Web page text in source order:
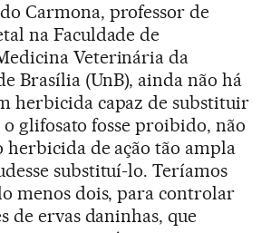
Carmona, professor de
na Faculdade de
Veterinária da
Brasília (UnB), ainda não há
herbicida capaz de substituir
o glifosato fosse proibido, não
de ação tão ampla
substituí-lo. Teríamos
menos dois, para controlar
de ervas daninhas, que